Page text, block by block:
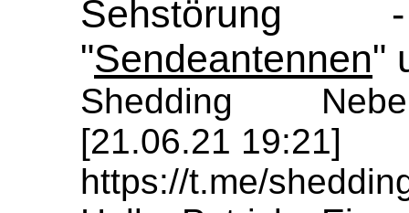
"Sendeantennen"
Shedding
[21.06.21 19:21]
https://t.me/